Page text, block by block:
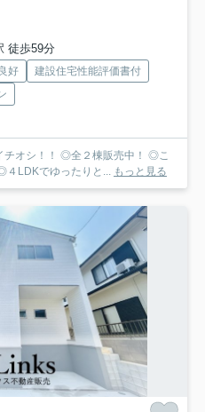
徒歩59分
好
建設住宅性能評価書付
チオシ！！ ◎全２棟販売中！ ◎こ
４LDKでゆったりと... もっと見る